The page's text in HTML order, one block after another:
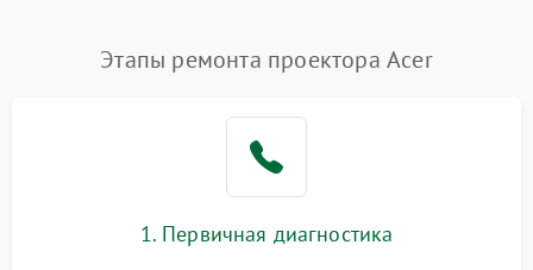
Нестабильная яркость или
контраст
4000 ₽ Подробнее →
Неравномерная подсветка
автоматическая коррекция
трапеции (Keystone)
Этапы ремонта проектора Acer
1. Первичная диагностика